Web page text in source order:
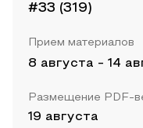
#33 (319)
Прием материалов
8 августа - 14
Размещение PDF-
19 августа